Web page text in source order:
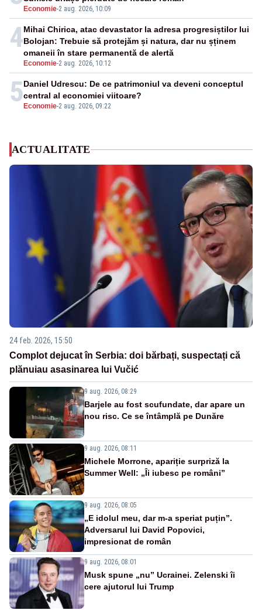
Economie-2 aug. 2026, 10:09
4
Economie-2 aug. 2026, 10:12
Mihai Chirica, atac devastator la adresa progresiștilor lui
Bolojan: Trebuie să protejăm și natura, dar nu șținem
omaneii în stare permanentă de alertă
5 Economie-2 aug. 2026, 09:22
Daniel Udrescu: De ce patrimoniul va deveni conceptul
central al economiei viitoare?
ACTUALITATE
24 feb. 2026, 15:50
Complot dejucat în Serbia: doi bărbați, suspectați că
plănuiau asasinarea lui Vučić
9 aug. 2026, 08:29
Barjele au fost scufundate, dar apare un
nou risc. Ce se întâmplă pe Dunăre
9 aug. 2026, 08:11
Michele Morrone, apariție surpriză la
Summer Well: „Îi iubesc pe români”
9 aug. 2026, 08:05
„E idolul meu, dar m-a speriat puțin”.
Adversarul lui David Popovici,
impresionat de român
9 aug. 2026, 08:01
Musk spune „nu” Ucrainei. Zelenski îi
cere ajutorul lui Trump